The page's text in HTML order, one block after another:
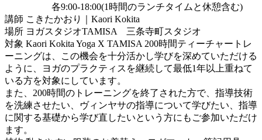
各9:00-18:00(1時間のランチタイムと休憩含む)
講師 こきたかおり｜Kaori Kokita
場所 ヨガスタジオTAMISA 三条寺町スタジオ
対象 Kaori Kokita Yoga X TAMISA 200時間ティーチャートレ
ーニングは、この機会を十分活かし学びを深めていただける
ように、ヨガのプラクティスを継続して最低1年以上重ねて
いる方を対象にしています。
また、200時間のトレーニングを終了された方で、指導技術
を洗練させたい、ヴィンヤサの指導について学びたい、指導
に関する基礎から学び直したいという方にもご参加いただけ
ます。